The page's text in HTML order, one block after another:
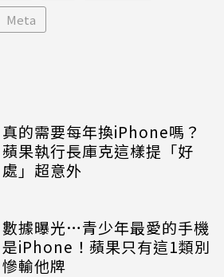
Meta
真的需要每年換iPhone嗎？
蘋果執行長庫克這樣提「好
處」超意外
數據曝光…青少年最愛的手機
是iPhone！蘋果只有這1類別
慘輸他牌